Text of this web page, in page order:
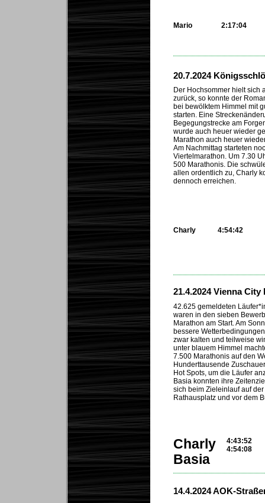
Mario 2:17:04
20.7.2024
Der Hochsommer hielt sich
zurück, so konnte der
bei bewölktem Himmel mit
starten. Eine
Begegungstrecke am
wurde auch heuer wieder
Marathon auch heuer
Am Nachmittag starteten
Viertelmarathon. Um 7.30
500 Marathonis. Die
allen ordentlich zu, Charly
dennoch erreichen.
Charly 4:54:42
21.4.2024 Vienna City
42.625 gemeldeten
waren in den sieben
Marathon am Start. Am
bessere
zwar kalten und teilweise
unter blauem Himmel
7.500 Marathonis auf den
Hunderttausende
Hot Spots, um die Läufer
Basia konnten ihre
sich beim Zieleinlauf auf
Rathausplatz und vor dem
Charly
Basia
4:43:52
4:54:08
14.4.2024 AOK-